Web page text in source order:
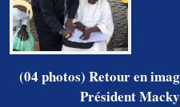
(04 photos) Retour en
Président